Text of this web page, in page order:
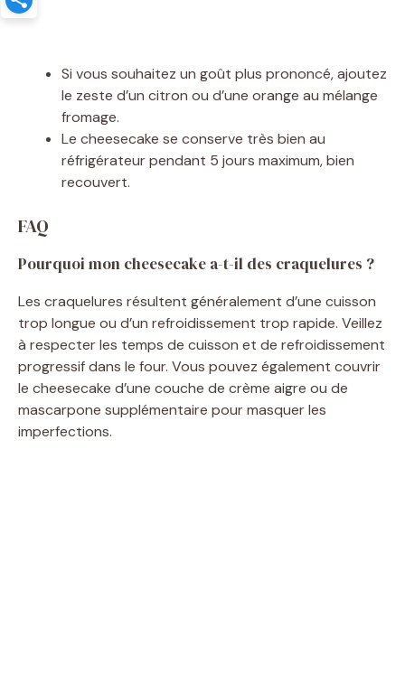
Si vous souhaitez un goût plus prononcé, ajoutez
le zeste d’un citron ou d’une orange au mélange
fromage.
Le cheesecake se conserve très bien au
réfrigérateur pendant 5 jours maximum, bien
recouvert.
FAQ
Pourquoi mon cheesecake a-t-il des craquelures ?
Les craquelures résultent généralement d’une cuisson
trop longue ou d’un refroidissement trop rapide. Veillez
à respecter les temps de cuisson et de refroidissement
progressif dans le four. Vous pouvez également couvrir
le cheesecake d’une couche de crème aigre ou de
mascarpone supplémentaire pour masquer les
imperfections.